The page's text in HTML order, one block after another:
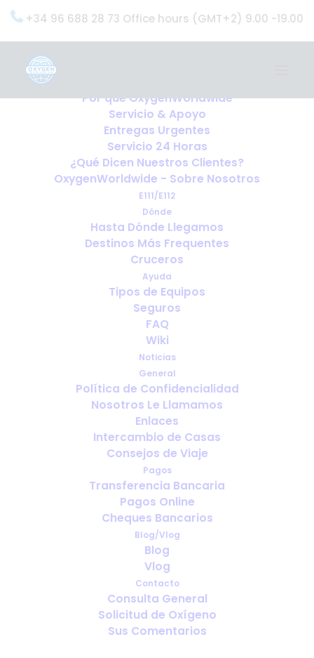
+34 96 688 28 73 Office hours (GMT+2) 9.00 -19.00
OxygenWorldwide (¿Qué Hacemos?)
Por qué OxygenWorldwide
Servicio & Apoyo
Entregas Urgentes
Servicio 24 Horas
¿Qué Dicen Nuestros Clientes?
OxygenWorldwide - Sobre Nosotros
E111/E112
Dónde
Hasta Dónde Llegamos
Destinos Más Frequentes
Cruceros
Ayuda
Tipos de Equipos
Seguros
FAQ
Wiki
Noticias
General
Política de Confidencialidad
Nosotros Le Llamamos
Enlaces
Intercambio de Casas
Consejos de Viaje
Pagos
Transferencia Bancaria
Pagos Online
Cheques Bancarios
Blog/Vlog
Blog
Vlog
Contacto
Consulta General
Solicitud de Oxígeno
Sus Comentarios
FAQ sur l'oxygène pour les
voyages : réponses claires et
sans jargon
SEPTIEMBRE 12, 2025 | INFRANÇAIS